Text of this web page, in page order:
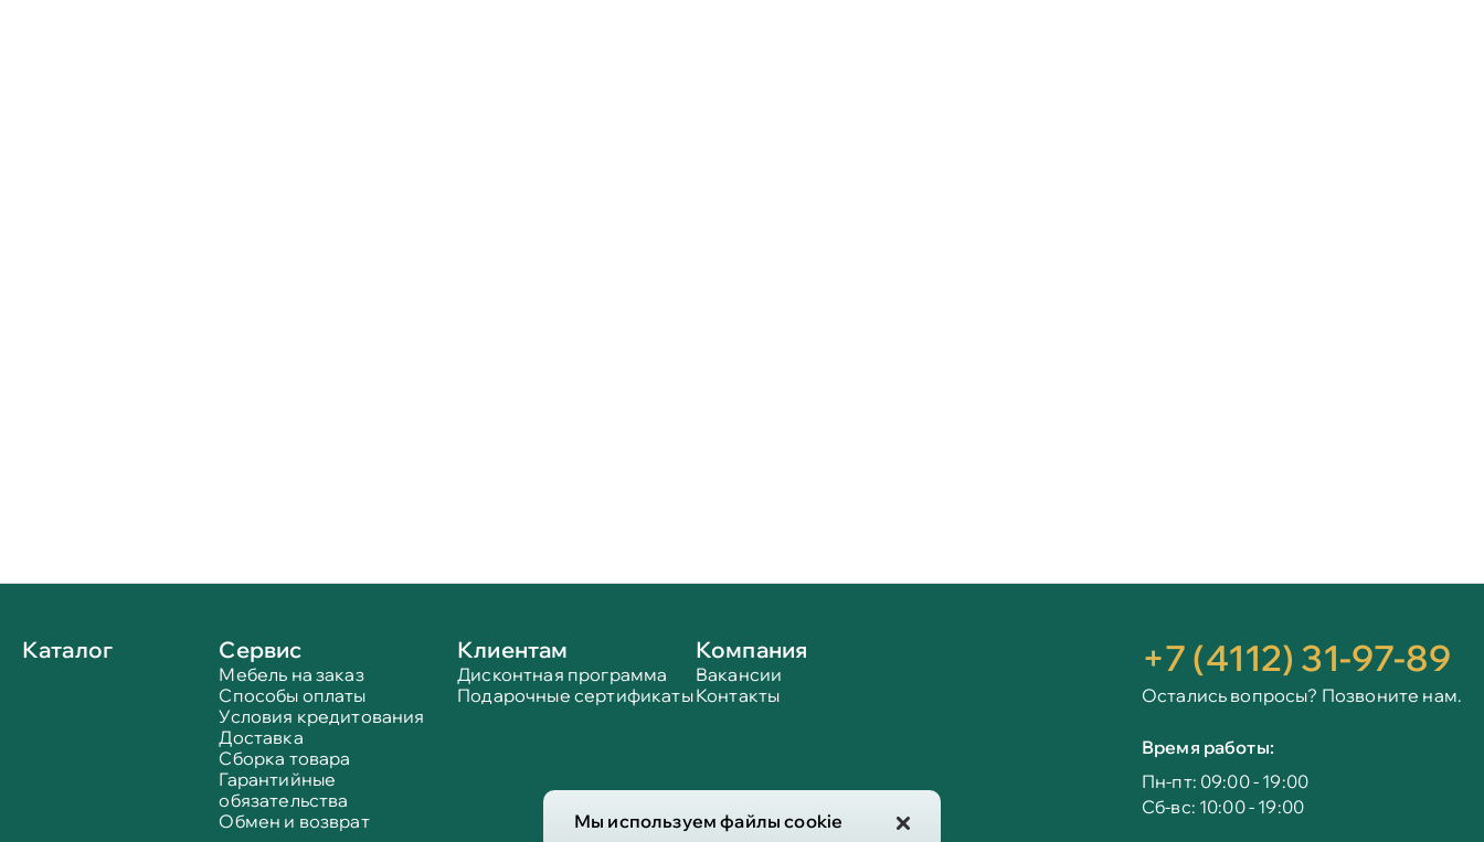
Мы используем файлы cookie
Каталог Сервис
Мебель на заказ
Способы оплаты
Условия кредитования
Доставка
Сборка товара
Гарантийные
обязательства
Обмен и возврат
Клиентам
Дисконтная программа
Подарочные сертификаты
Компания
Вакансии
Контакты
+7 (4112) 31-97-89
Остались вопросы? Позвоните нам.
Время работы:
Пн-пт: 09:00 - 19:00
Сб-вс: 10:00 - 19:00